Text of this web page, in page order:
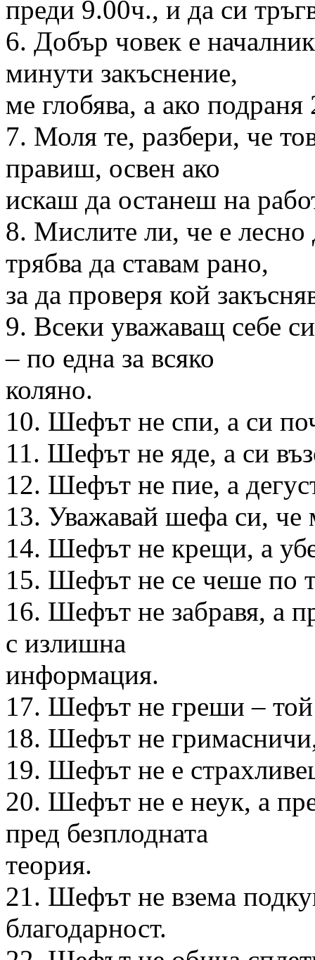
преди 9.00ч., и да си
6. Добър човек е
минути закъснение,
ме глобява, а ако
7. Моля те, разбери, че
правиш, освен ако
искаш да останеш на
8. Мислите ли, че е лесно
трябва да ставам рано,
за да проверя кой
9. Всеки уважаващ себе
– по една за всяко
коляно.
10. Шефът не спи, а си
11. Шефът не яде, а си
12. Шефът не пие, а
13. Уважавай шефа си,
14. Шефът не крещи, а
15. Шефът не се чеше по
16. Шефът не забравя, а
с излишна
информация.
17. Шефът не греши –
18. Шефът не
19. Шефът не е
20. Шефът не е неук, а
пред безплодната
теория.
21. Шефът не взема
благодарност.